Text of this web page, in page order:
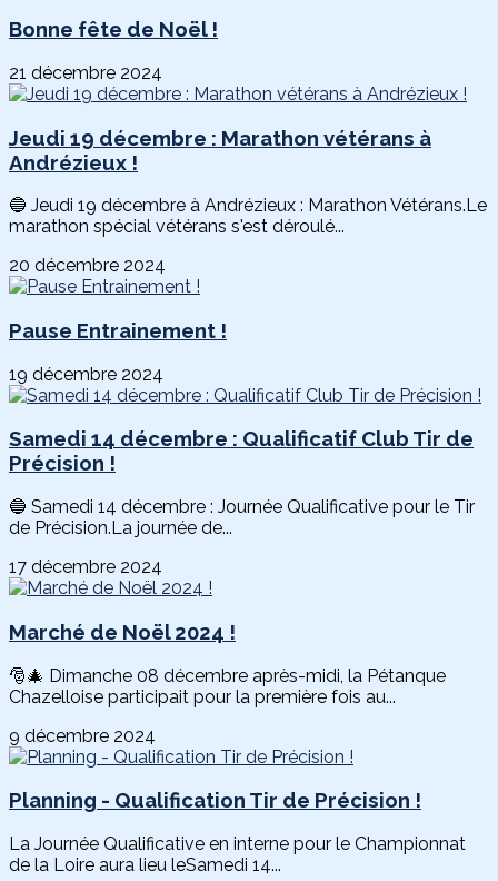
Bonne fête de Noël !
21 décembre 2024
Jeudi 19 décembre : Marathon vétérans à
Andrézieux !
🔵 Jeudi 19 décembre à Andrézieux : Marathon Vétérans.Le
marathon spécial vétérans s'est déroulé...
20 décembre 2024
Pause Entrainement !
19 décembre 2024
Samedi 14 décembre : Qualificatif Club Tir de
Précision !
🔵 Samedi 14 décembre : Journée Qualificative pour le Tir
de Précision.La journée de...
17 décembre 2024
Marché de Noël 2024 !
🎅🎄 Dimanche 08 décembre après-midi, la Pétanque
Chazelloise participait pour la première fois au...
9 décembre 2024
Planning - Qualification Tir de Précision !
La Journée Qualificative en interne pour le Championnat
de la Loire aura lieu leSamedi 14...